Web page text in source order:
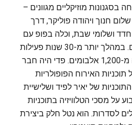
בסגנונות מוזיקליים מגוונים –
חנוך ויהודה פוליקר, דרך
ושלומי שבת, וכלה בפופ עם
ריטה ואמנים נוספים רבים. במהלך יותר מ-30 שנות פעילות
השתתף בהקלטת למעלה מ-1,200 אלבומים. פדי היה חבר
האירוח הפופולריות
של יאיר לפיד ושלישיית
על מסכי הטלוויזיה בתוכניות
לסדרות. הוא נטל חלק ביצירת